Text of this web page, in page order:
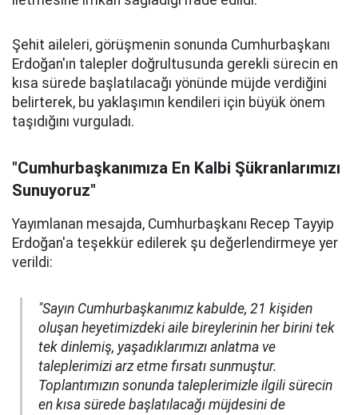
Şehit aileleri, görüşmenin sonunda Cumhurbaşkanı
Erdoğan'ın talepler doğrultusunda gerekli sürecin en
kısa sürede başlatılacağı yönünde müjde verdiğini
belirterek, bu yaklaşımın kendileri için büyük önem
taşıdığını vurguladı.
"Cumhurbaşkanımıza En Kalbi Şükranlarımızı
Sunuyoruz"
Yayımlanan mesajda, Cumhurbaşkanı Recep Tayyip
Erdoğan'a teşekkür edilerek şu değerlendirmeye yer
verildi:
"Sayın Cumhurbaşkanımız kabulde, 21 kişiden
oluşan heyetimizdeki aile bireylerinin her birini tek
tek dinlemiş, yaşadıklarımızı anlatma ve
taleplerimizi arz etme fırsatı sunmuştur.
Toplantımızın sonunda taleplerimizle ilgili sürecin
en kısa sürede başlatılacağı müjdesini de